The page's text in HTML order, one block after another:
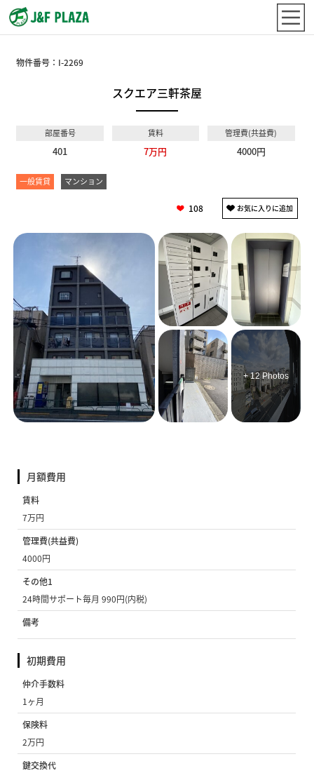
物件番号： I-2269
スクエア三軒茶屋
部屋番号
401
賃料
7万円
管理費(共益費)
4000円
一般賃貸 マンション
108
+ 12 Photos
月額費用
賃料
7万円
管理費(共益費)
4000円
その他1
24時間サポート毎月 990円(内税)
備考
初期費用
仲介手数料
1ヶ月
保険料
2万円
鍵交換代